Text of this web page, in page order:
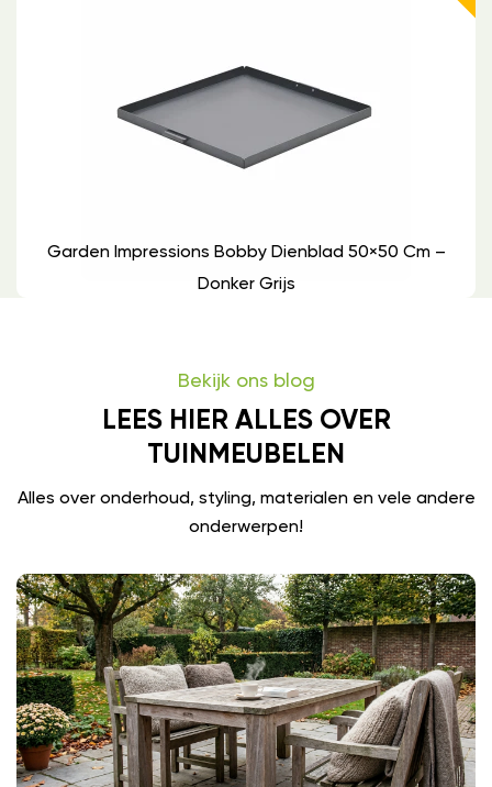
Garden Impressions Bobby Dienblad 50×50 Cm –
Donker Grijs
Bekijk ons blog
LEES HIER ALLES OVER
TUINMEUBELEN
Alles over onderhoud, styling, materialen en vele andere
onderwerpen!